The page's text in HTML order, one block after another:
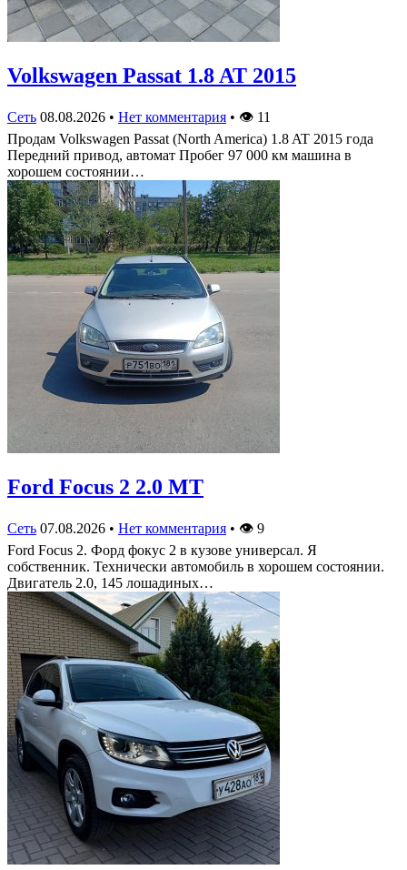
Volkswagen Passat 1.8 AT 2015
Сеть 08.08.2026 • Нет комментария • 👁 11
Продам Volkswagen Passat (North America) 1.8 AT 2015 года
Передний привод, автомат Пробег 97 000 км машина в
хорошем состоянии…
Ford Focus 2 2.0 MT
Сеть 07.08.2026 • Нет комментария • 👁 9
Ford Focus 2. Форд фокус 2 в кузове универсал. Я
собственник. Технически автомобиль в хорошем состоянии.
Двигатель 2.0, 145 лошадиных…